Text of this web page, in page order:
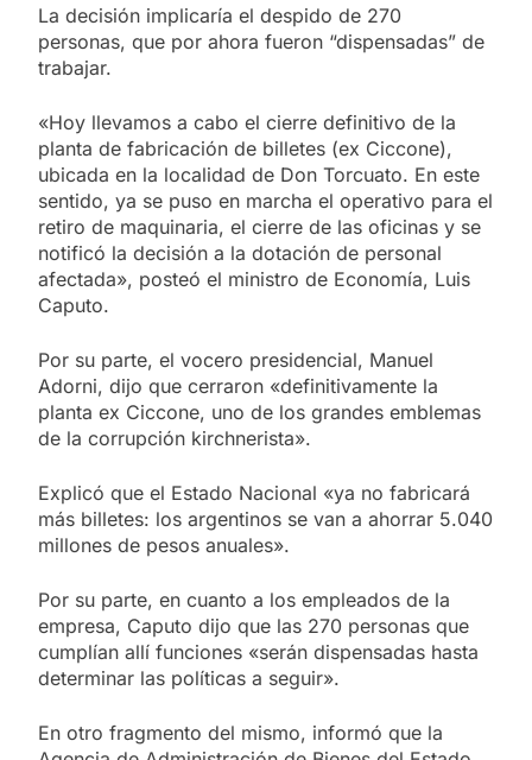
La decisión implicaría el despido de 270
personas, que por ahora fueron “dispensadas” de
trabajar.
«Hoy llevamos a cabo el cierre definitivo de la
planta de fabricación de billetes (ex Ciccone),
ubicada en la localidad de Don Torcuato. En este
sentido, ya se puso en marcha el operativo para el
retiro de maquinaria, el cierre de las oficinas y se
notificó la decisión a la dotación de personal
afectada», posteó el ministro de Economía, Luis
Caputo.
Por su parte, el vocero presidencial, Manuel
Adorni, dijo que cerraron «definitivamente la
planta ex Ciccone, uno de los grandes emblemas
de la corrupción kirchnerista».
Explicó que el Estado Nacional «ya no fabricará
más billetes: los argentinos se van a ahorrar 5.040
millones de pesos anuales».
Por su parte, en cuanto a los empleados de la
empresa, Caputo dijo que las 270 personas que
cumplían allí funciones «serán dispensadas hasta
determinar las políticas a seguir».
En otro fragmento del mismo, informó que la